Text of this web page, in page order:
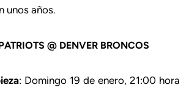
unos años.
@ DENVER BRONCOS
: Domingo 19 de enero, 21:00 hora